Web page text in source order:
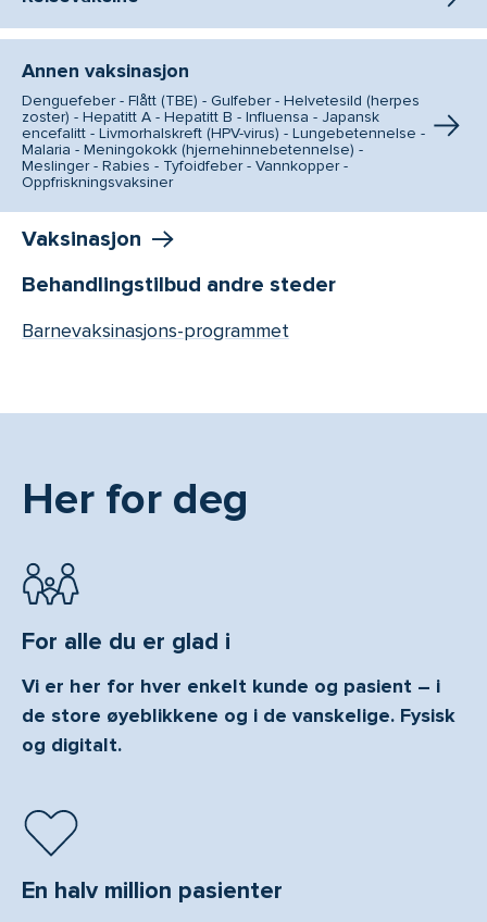
Annen vaksinasjon
Denguefeber - Flått (TBE) - Gulfeber - Helvetesild (herpes
zoster) - Hepatitt A - Hepatitt B - Influensa - Japansk
encefalitt - Livmorhalskreft (HPV-virus) - Lungebetennelse -
Malaria - Meningokokk (hjernehinnebetennelse) -
Meslinger - Rabies - Tyfoidfeber - Vannkopper -
Oppfriskningsvaksiner
Vaksinasjon
Behandlingstilbud andre steder
Barnevaksinasjons-programmet
Her for deg
For alle du er glad i
Vi er her for hver enkelt kunde og pasient – i
de store øyeblikkene og i de vanskelige. Fysisk
og digitalt.
En halv million pasienter